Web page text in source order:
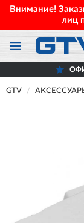
Внимание!
лиц
GTV